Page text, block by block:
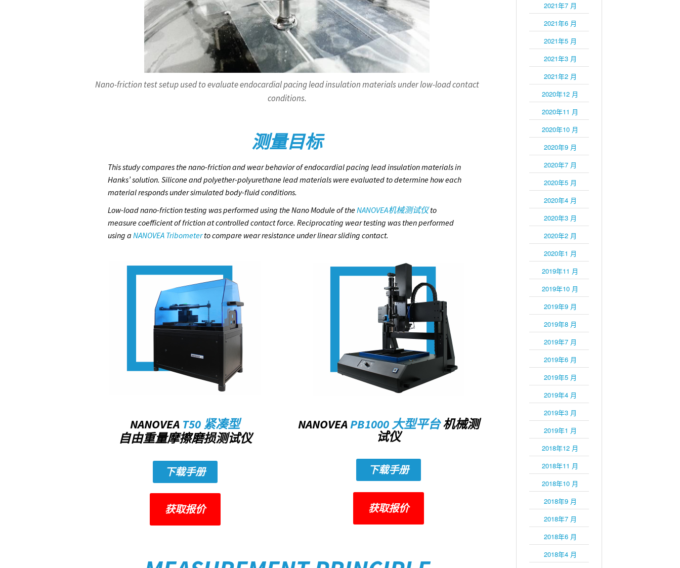
Nano-friction test setup used to evaluate endocardial pacing lead insulation materials under low-load contact
conditions.
测量目标
This study compares the nano-friction and wear behavior of endocardial pacing lead insulation materials in
Hanks’ solution. Silicone and polyether-polyurethane lead materials were evaluated to determine how each
material responds under simulated body-fluid conditions.
Low-load nano-friction testing was performed using the Nano Module of theNANOVEA机械测试仪to
measure coefficient of friction at controlled contact force. Reciprocating wear testing was then performed
using a NANOVEA Tribometerto compare wear resistance under linear sliding contact.
NANOVEA T50 紧凑型
自由重量摩擦磨损测试仪
下载手册
获取报价
NANOVEAPB1000 大型平台机械测
试仪
下载手册
获取报价
2021年7 月
2021年6 月
2021年5 月
2021年3 月
2021年2 月
2020年12 月
2020年11 月
2020年10 月
2020年9 月
2020年7 月
2020年5 月
2020年4 月
2020年3 月
2020年2 月
2020年1 月
2019年11 月
2019年10 月
2019年9 月
2019年8 月
2019年7 月
2019年6 月
2019年5 月
2019年4 月
2019年3 月
2019年1 月
2018年12 月
2018年11 月
2018年10 月
2018年9 月
2018年7 月
2018年6 月
2018年4 月